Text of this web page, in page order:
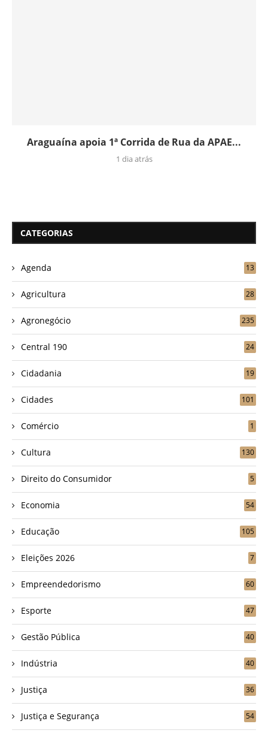
Araguaína apoia 1ª Corrida de Rua da APAE...
1 dia atrás
CATEGORIAS
Agenda 13
Agricultura 28
Agronegócio 235
Central 190 24
Cidadania 19
Cidades 101
Comércio 1
Cultura 130
Direito do Consumidor 5
Economia 54
Educação 105
Eleições 2026 7
Empreendedorismo 60
Esporte 47
Gestão Pública 40
Indústria 40
Justiça 36
Justiça e Segurança 54